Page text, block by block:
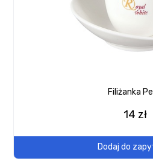
Filiżanka
14 zł
Dodaj do